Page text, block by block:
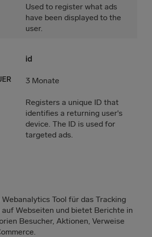
Used to register what ads
have been displayed to the
user.
id
3 Monate
Registers a unique ID that
identifies a returning user's
device. The ID is used for
targeted ads.
Tool für das Tracking
auf Webseiten und bietet Berichte in
Besucher, Aktionen, Verweise